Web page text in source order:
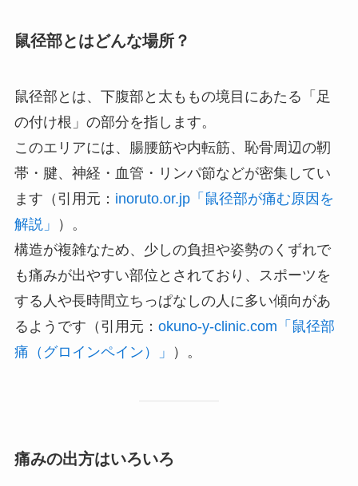
鼠径部とはどんな場所？
鼠径部とは、下腹部と太ももの境目にあたる「足
の付け根」の部分を指します。
このエリアには、腸腰筋や内転筋、恥骨周辺の靭
帯・腱、神経・血管・リンパ節などが密集してい
ます（引用元： inoruto.or.jp「鼠径部が痛む原因を
解説」
）。
構造が複雑なため、少しの負担や姿勢のくずれで
も痛みが出やすい部位とされており、スポーツを
する人や長時間立ちっぱなしの人に多い傾向があ
るようです（引用元： okuno-y-clinic.com「鼠径部
痛（グロインペイン）」
）。
痛みの出方はいろいろ